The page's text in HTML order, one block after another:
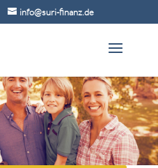
info@suri-finanz.de